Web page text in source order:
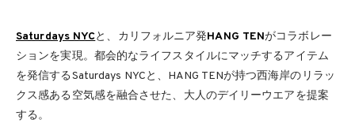
Saturdays NYCと、カリフォルニア発HANG TENがコラボレー
ションを実現。都会的なライフスタイルにマッチするアイテム
を発信するSaturdays NYCと、HANG TENが持つ西海岸のリラッ
クス感ある空気感を融合させた、大人のデイリーウエアを提案
する。